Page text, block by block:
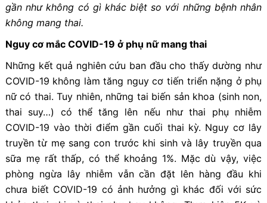
gần như không có gì khác biệt so với những bệnh nhân
không mang thai.
Nguy cơ mắc COVID-19 ở phụ nữ mang thai
Những kết quả nghiên cứu ban đầu cho thấy dường như
COVID-19 không làm tăng nguy cơ tiến triển nặng ở phụ
nữ có thai. Tuy nhiên, những tai biến sản khoa (sinh non,
thai suy…) có thể tăng lên nếu như thai phụ nhiễm
COVID-19 vào thời điểm gần cuối thai kỳ. Nguy cơ lây
truyền từ mẹ sang con trước khi sinh và lây truyền qua
sữa mẹ rất thấp, có thể khoảng 1%. Mặc dù vậy, việc
phòng ngừa lây nhiễm vẫn cần đặt lên hàng đầu khi
chưa biết COVID-19 có ảnh hưởng gì khác đối với sức